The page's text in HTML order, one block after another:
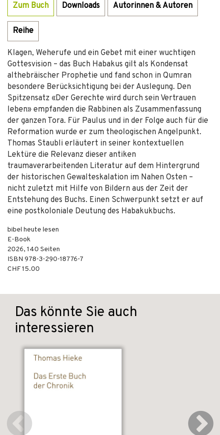
Zum Buch Downloads Autorinnen & Autoren
Reihe
Klagen, Weherufe und ein Gebet mit einer wuchtigen
Gottesvision – das Buch Habakus gilt als Kondensat
althebräischer Prophetie und fand schon in Qumran
besondere Berücksichtigung bei der Auslegung. Den
Spitzensatz «Der Gerechte wird durch sein Vertrauen
leben» empfanden die Rabbinen als Zusammenfassung
der ganzen Tora. Für Paulus und in der Folge auch für die
Reformation wurde er zum theologischen Angelpunkt.
Thomas Staubli erläutert in seiner kontextuellen
Lektüre die Relevanz dieser antiken
traumaverarbeitenden Literatur auf dem Hintergrund
der historischen Gewalteskalation im Nahen Osten –
nicht zuletzt mit Hilfe von Bildern aus der Zeit der
Entstehung des Buchs. Einen Schwerpunkt setzt er auf
eine postkoloniale Deutung des Habakukbuchs.
bibel heute lesen
E-Book
2026, 140 Seiten
ISBN 978-3-290-18776-7
CHF 15.00
Das könnte Sie auch
interessieren